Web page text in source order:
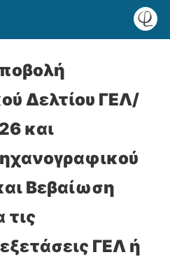
Δελτίου ΓΕΛ/
και
Βεβαίωση
τις
ΓΕΛ ή